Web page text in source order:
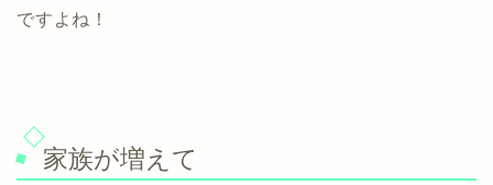
ですよね！
家族が増えて